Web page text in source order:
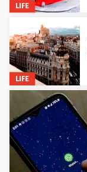
LIFE
LIFE